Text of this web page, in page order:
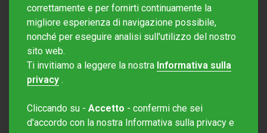
Editore Rotostampa SA
Sito creato daRedesign
correttamente e per fornirti continuamente la
migliore esperienza di navigazione possibile,
nonché per eseguire analisi sull'utilizzo del nostro
sito web.
Ti invitiamo a leggere la nostra Informativa sulla
privacy .
Cliccando su - Accetto - confermi che sei
d'accordo con la nostra Informativa sulla privacy e